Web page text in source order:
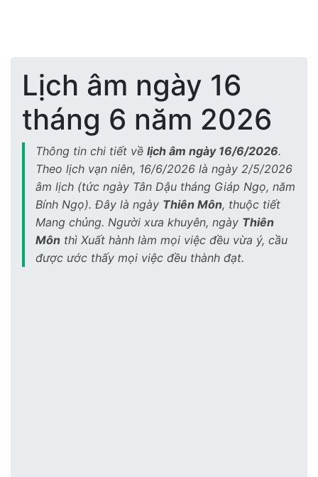
Lịch âm ngày 16
tháng 6 năm 2026
Thông tin chi tiết về lịch âm ngày 16/6/2026.
Theo lịch vạn niên, 16/6/2026 là ngày 2/5/2026
âm lịch (tức ngày Tân Dậu tháng Giáp Ngọ, năm
Bính Ngọ). Đây là ngày Thiên Môn, thuộc tiết
Mang chủng. Người xưa khuyên, ngày Thiên
Môn thì Xuất hành làm mọi việc đều vừa ý, cầu
được ước thấy mọi việc đều thành đạt.